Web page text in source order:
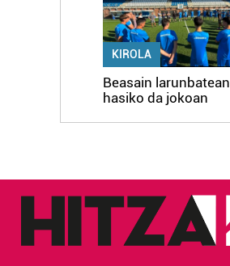
KIROLA
Beasain larunbatean
hasiko da jokoan